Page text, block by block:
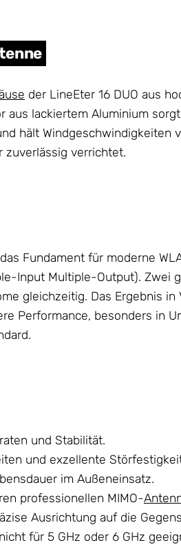
der LineEter 16 DUO aus
lackiertem Aluminium
hält Windgeschwindigkeiten
zuverlässig verrichtet.
Fundament für moderne
Input Multiple-Output).
gleichzeitig. Das Ergebnis
Performance, besonders in
und Stabilität.
und exzellente
im Außeneinsatz.
professionellen MIMO-
Ausrichtung auf die
für 5 GHz oder 6 GHz